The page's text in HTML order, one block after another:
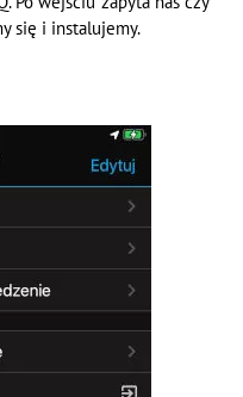
się i instalujemy.